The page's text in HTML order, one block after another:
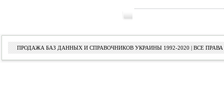
ПРОДАЖА БАЗ ДАННЫХ И СПРАВОЧНИКОВ УКРАИНЫ 1992-2020 | ВСЕ